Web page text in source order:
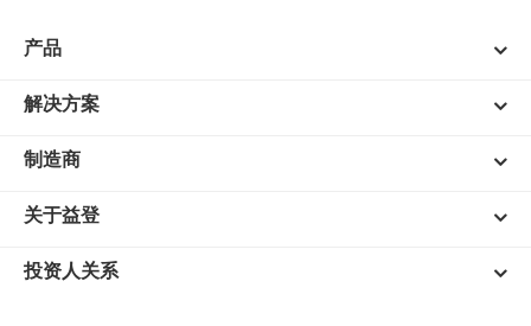
产品
解决方案
制造商
关于益登
投资人关系